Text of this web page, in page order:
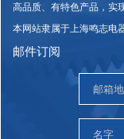
高品质、有特色产品，实
本网站隶属于上海鸣志电
邮件订阅